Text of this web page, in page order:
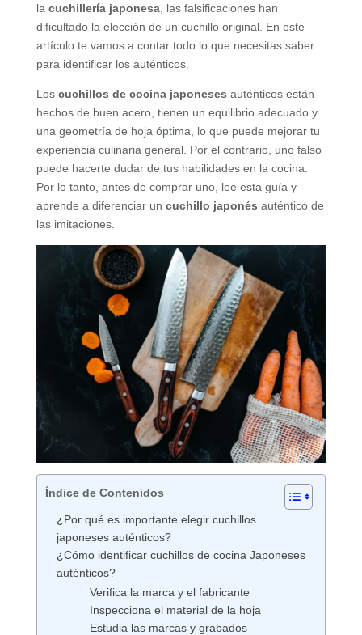
la cuchillería japonesa, las falsificaciones han
dificultado la elección de un cuchillo original. En este
artículo te vamos a contar todo lo que necesitas saber
para identificar los auténticos.
Los cuchillos de cocina japoneses auténticos están
hechos de buen acero, tienen un equilibrio adecuado y
una geometría de hoja óptima, lo que puede mejorar tu
experiencia culinaria general. Por el contrario, uno falso
puede hacerte dudar de tus habilidades en la cocina.
Por lo tanto, antes de comprar uno, lee esta guía y
aprende a diferenciar un cuchillo japonés auténtico de
las imitaciones.
Índice de Contenidos
¿Por qué es importante elegir cuchillos
japoneses auténticos?
¿Cómo identificar cuchillos de cocina Japoneses
auténticos?
Verifica la marca y el fabricante
Inspecciona el material de la hoja
Estudia las marcas y grabados